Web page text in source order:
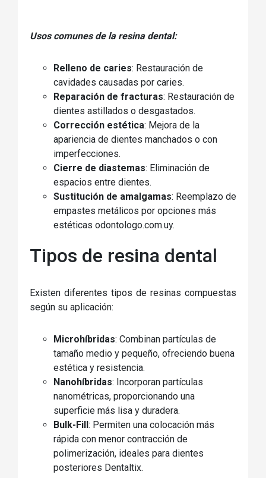
Usos comunes de la resina dental:
Relleno de caries: Restauración de
cavidades causadas por caries.
Reparación de fracturas: Restauración de
dientes astillados o desgastados.
Corrección estética: Mejora de la
apariencia de dientes manchados o con
imperfecciones.
Cierre de diastemas: Eliminación de
espacios entre dientes.
Sustitución de amalgamas: Reemplazo de
empastes metálicos por opciones más
estéticas odontologo.com.uy.
Tipos de resina dental
Existen diferentes tipos de resinas compuestas
según su aplicación:
Microhíbridas: Combinan partículas de
tamaño medio y pequeño, ofreciendo buena
estética y resistencia.
Nanohíbridas: Incorporan partículas
nanométricas, proporcionando una
superficie más lisa y duradera.
Bulk-Fill: Permiten una colocación más
rápida con menor contracción de
polimerización, ideales para dientes
posteriores Dentaltix.